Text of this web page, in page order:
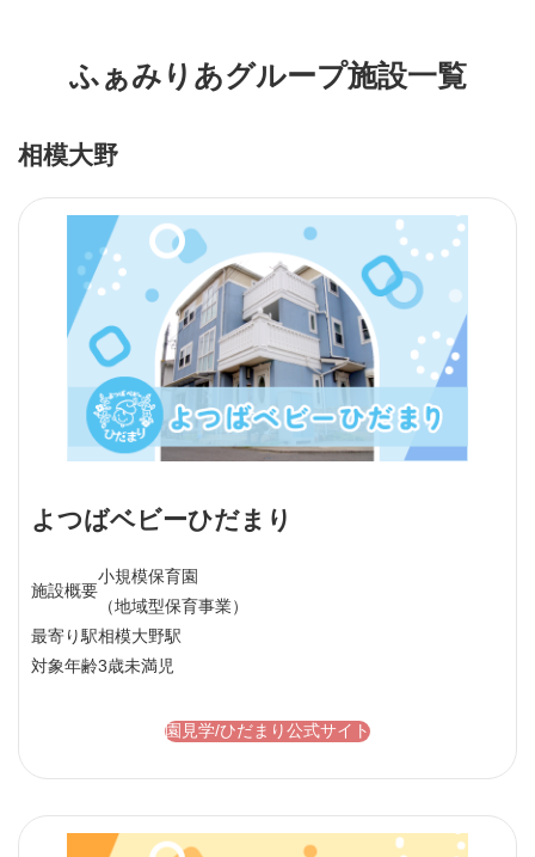
ふぁみりあグループ施設一覧
相模大野
よつばベビーひだまり
施設概要
小規模保育園
（地域型保育事業）
最寄り駅相模大野駅
対象年齢3歳未満児
園見学/ひだまり公式サイト